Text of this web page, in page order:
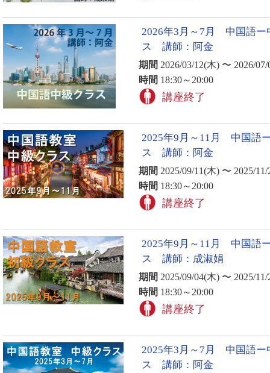
2026年3月～7月 中国語ー
ス 講師：阿金
期間 2026/03/12(木) 〜 2026/
時間 18:30～20:00
講座終了
2025年9月～11月 中国語
ス 講師：阿金
期間 2025/09/11(木) 〜 2025/
時間 18:30～20:00
講座終了
2025年9月～11月 中国語
ス 講師：成淑娟
期間 2025/09/04(木) 〜 2025/
時間 18:30～20:00
講座終了
2025年3月～7月 中国語ー
ス 講師：阿金